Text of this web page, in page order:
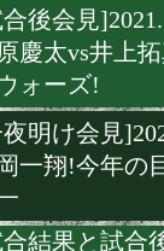
白熱の
戦!
[試合後会見
角海老宝石
デビュー!